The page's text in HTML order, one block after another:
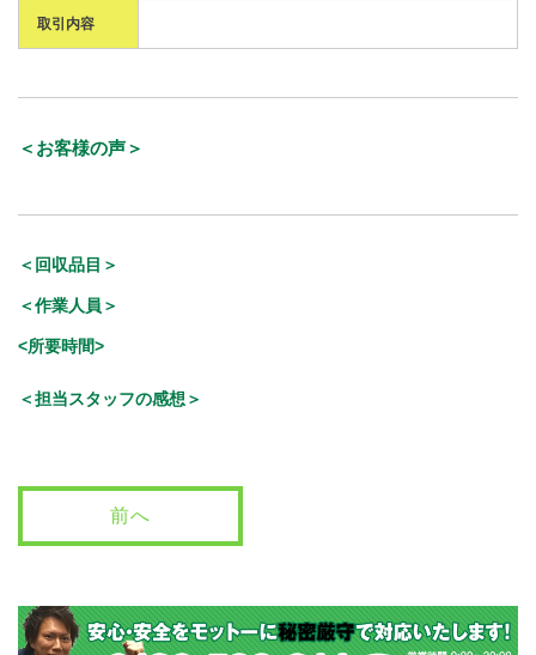
取引内容
＜お客様の声＞
＜回収品目＞
＜作業人員＞
<所要時間>
＜担当スタッフの感想＞
前へ